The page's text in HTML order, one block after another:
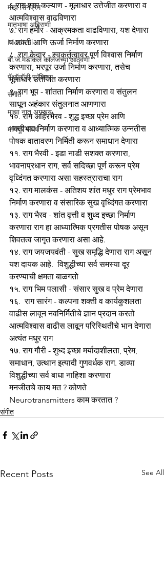
माझे सिनेप्रेम
मातृभाषा अहिराणी
Medical
बी.जे.मेडीकल काॅलेजच्या आठवणी
पॅथाॅलाॅजी प्रॅक्टिस
संगीत
माझा नातू अगस्त्य
मणिपूर संघर्ष
६.राग शाम कल्याण - मूलाधार उत्तेजीत करणारा व
आत्मविश्वास वाढविणारा
७. राग हमीर - आक्रमकता वाढविणारा, यश देणारा
व शक्ती आणि ऊर्जा निर्माण करणारा
८. राग केदार - स्वकर्तृत्वावर पूर्ण विश्वास निर्माण
करणारा, भरपूर उर्जा निर्माण करणारा, तसेच
मूलाधार उत्तेजित करणारा
९. राग भूप - शांतता निर्माण करणारा व संतुलन
साधून अहंकार संतुलनात आणणारा
१०. राग अहिरभैरव - शुद्ध इच्छा प्रेम आणि
भक्तीभाव निर्माण करणारा व आध्यात्मिक उन्नतीस
पोषक वातावरण निर्मिती करून समाधान देणारा
११. राग भैरवी - इडा नाडी सशक्त करणारा,
भावनाप्रधान राग, सर्व सदिच्छा पूर्ण करून प्रेम
वृध्दिंगत करणारा असा सहस्त्राराचा राग
१२. राग मालकंस - अतिशय शांत मधुर राग प्रेमभाव
निर्माण करणारा व संसारिक सुख वृध्दिंगत करणारा
१३. राग भैरव - शांत वृत्ती व शुध्द इच्छा निर्माण
करणारा राग हा आध्यात्मिक प्रगतीस पोषक असून
शिवतत्व जागृत करणारा असा आहे.
१४. राग जयजयवंती - सुख समृद्धि देणारा राग असून
यश दायक आहे.  विशुद्धीच्या सर्व समस्या दूर
करण्याची क्षमता बाळगतो
१५. राग भिम पलासी - संसार सुख व प्रेम देणारा
१६.  राग सारंग - कल्पना शक्ती व कार्यकुशलता
वाढीस लावून नवनिर्मितीचे ज्ञान प्रदान करतो
आत्मविश्वास वाढीस लावून परिस्थितीचे भान देणारा
अत्यंत मधुर राग
१७. राग गौरी - शुध्द इच्छा मर्यादाशीलता, प्रेम,
समाधान, उत्थान इत्यादी गुणवर्धक राग. डाव्या
विशुद्धीच्या सर्व बाधा नाहिशा करणारा
मनजीतचे काय मत ? कोणते
Neurotransmitters काम करतात ?
संगीत
Recent Posts See All